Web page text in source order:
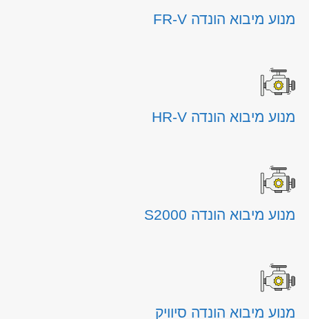
מנוע מיבוא הונדה FR-V
מנוע מיבוא הונדה HR-V
מנוע מיבוא הונדה S2000
מנוע מיבוא הונדה סיוויק